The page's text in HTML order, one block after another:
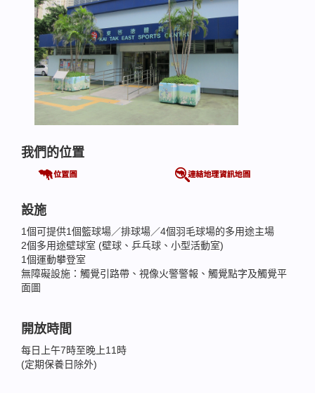
我們的位置
設施
1個可提供1個籃球場／排球場／4個羽毛球場的多用途主場
2個多用途壁球室 (壁球、乒乓球、小型活動室)
1個運動攀登室
無障礙設施：觸覺引路帶、視像火警警報、觸覺點字及觸覺平
面圖
開放時間
每日上午7時至晚上11時
(定期保養日除外)